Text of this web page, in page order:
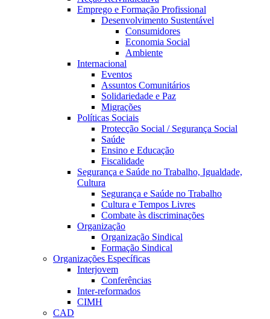
Emprego e Formação Profissional
Desenvolvimento Sustentável
Consumidores
Economia Social
Ambiente
Internacional
Eventos
Assuntos Comunitários
Solidariedade e Paz
Migrações
Políticas Sociais
Protecção Social / Segurança Social
Saúde
Ensino e Educação
Fiscalidade
Segurança e Saúde no Trabalho, Igualdade,
Cultura
Segurança e Saúde no Trabalho
Cultura e Tempos Livres
Combate às discriminações
Organização
Organização Sindical
Formação Sindical
Organizações Específicas
Interjovem
Conferências
Inter-reformados
CIMH
CAD